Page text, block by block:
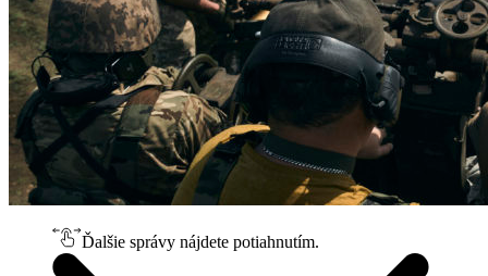
Ďalšie správy nájdete potiahnutím.